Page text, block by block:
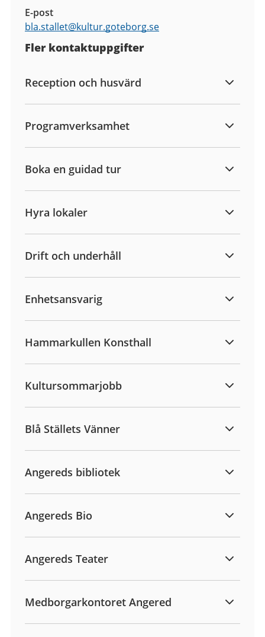
E-post
bla.stallet@kultur.goteborg.se
Fler kontaktuppgifter
Reception och husvärd
Programverksamhet
Boka en guidad tur
Hyra lokaler
Drift och underhåll
Enhetsansvarig
Hammarkullen Konsthall
Kultursommarjobb
Blå Ställets Vänner
Angereds bibliotek
Angereds Bio
Angereds Teater
Medborgarkontoret Angered